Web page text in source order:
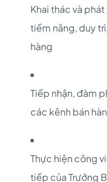
Khai thác và
tiềm năng, duy
hàng
Tiếp nhận, đàm
các kênh bán
Thực hiện công
tiếp của Trưởng